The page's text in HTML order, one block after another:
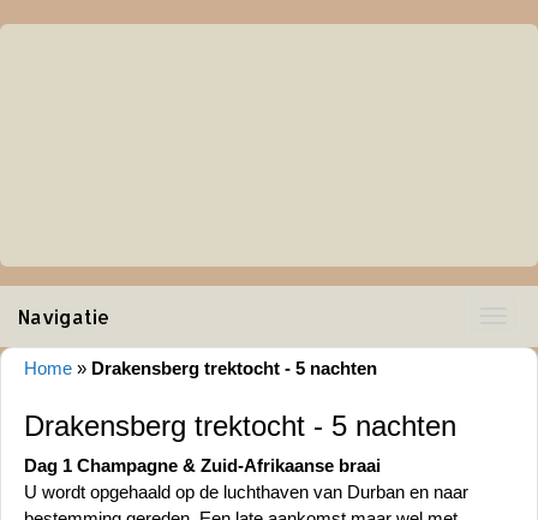
Navigatie
Home » Drakensberg trektocht - 5 nachten
Drakensberg trektocht - 5 nachten
Dag 1 Champagne & Zuid-Afrikaanse braai
U wordt opgehaald op de luchthaven van Durban en naar